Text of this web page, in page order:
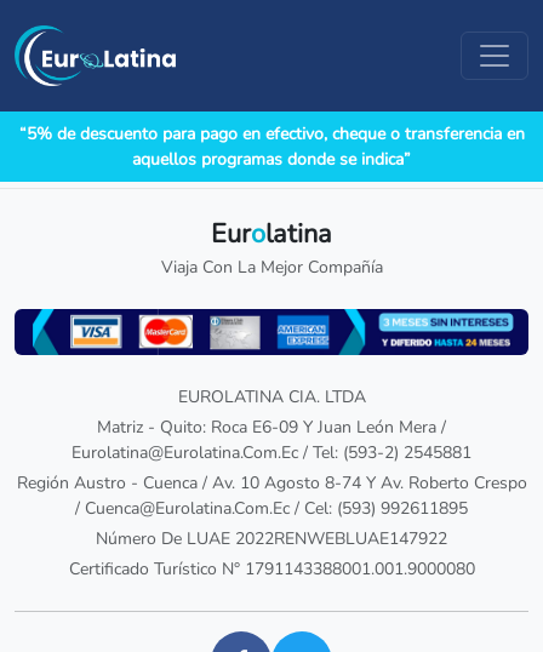
“5% de descuento para pago en efectivo, cheque o transferencia en
aquellos programas donde se indica”
Eurolatina
Viaja Con La Mejor Compañía
EUROLATINA CIA. LTDA
Matriz - Quito: Roca E6-09 Y Juan León Mera /
Eurolatina@Eurolatina.Com.Ec / Tel: (593-2) 2545881
Región Austro - Cuenca / Av. 10 Agosto 8-74 Y Av. Roberto Crespo
/ Cuenca@Eurolatina.Com.Ec / Cel: (593) 992611895
Número De LUAE 2022RENWEBLUAE147922
Certificado Turístico N° 1791143388001.001.9000080